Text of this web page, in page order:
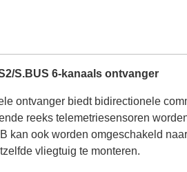
S.BUS 6-kanaals ontvanger
ontvanger biedt bidirectionele
reeks telemetriesensoren
kan ook worden omgeschakeld
vliegtuig te monteren.